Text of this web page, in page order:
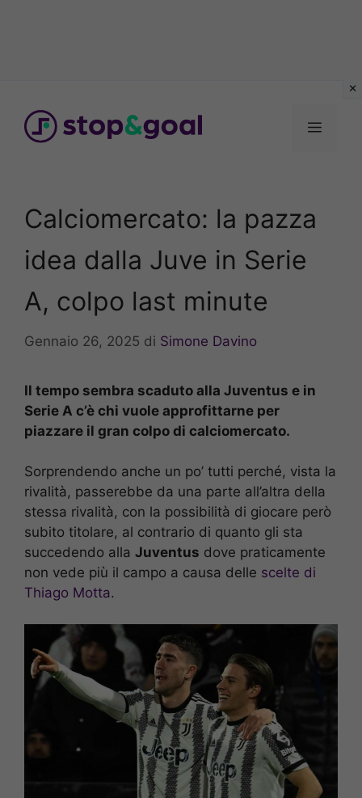
contenuto
Menu
Calciomercato: la pazza
idea dalla Juve in Serie
A, colpo last minute
Gennaio 26, 2025 di Simone Davino
Il tempo sembra scaduto alla Juventus e in
Serie A c’è chi vuole approfittarne per
piazzare il gran colpo di calciomercato.
Sorprendendo anche un po’ tutti perché, vista la
rivalità, passerebbe da una parte all’altra della
stessa rivalità, con la possibilità di giocare però
subito titolare, al contrario di quanto gli sta
succedendo alla Juventus dove praticamente
non vede più il campo a causa delle scelte di
Thiago Motta.